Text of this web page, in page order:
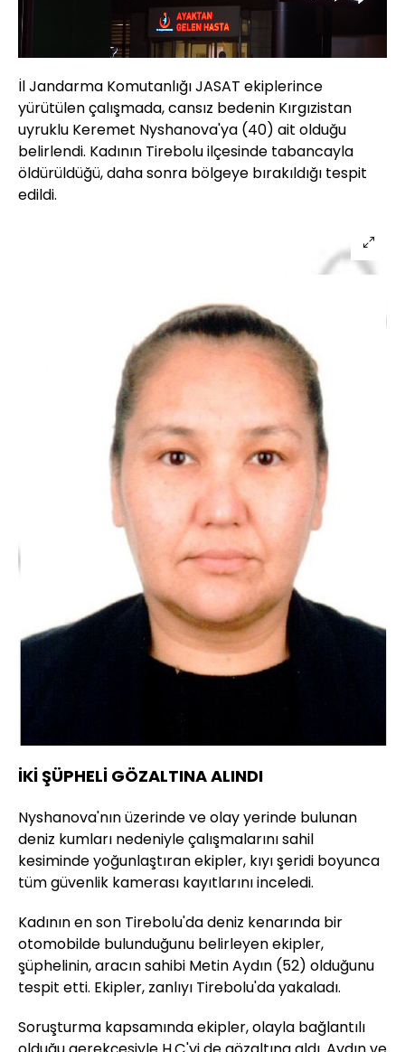
Aç
40.53%
Hızı
İl Jandarma Komutanlığı JASAT ekiplerince
yürütülen çalışmada, cansız bedenin Kırgızistan
uyruklu Keremet Nyshanova'ya (40) ait olduğu
belirlendi. Kadının Tirebolu ilçesinde tabancayla
öldürüldüğü, daha sonra bölgeye bırakıldığı tespit
edildi.
İKİ ŞÜPHELİ GÖZALTINA ALINDI
Nyshanova'nın üzerinde ve olay yerinde bulunan
deniz kumları nedeniyle çalışmalarını sahil
kesiminde yoğunlaştıran ekipler, kıyı şeridi boyunca
tüm güvenlik kamerası kayıtlarını inceledi.
Kadının en son Tirebolu'da deniz kenarında bir
otomobilde bulunduğunu belirleyen ekipler,
şüphelinin, aracın sahibi Metin Aydın (52) olduğunu
tespit etti. Ekipler, zanlıyı Tirebolu'da yakaladı.
Soruşturma kapsamında ekipler, olayla bağlantılı